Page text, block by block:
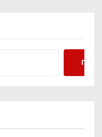
Поиск